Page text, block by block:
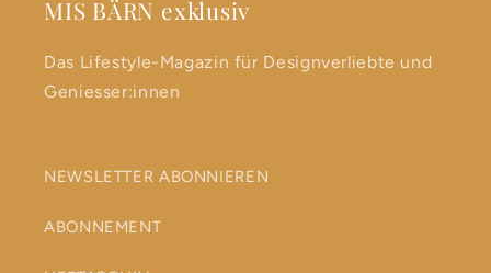
MIS BÄRN exklusiv
Das Lifestyle-Magazin für Designverliebte und
Geniesser:innen
NEWSLETTER ABONNIEREN
ABONNEMENT